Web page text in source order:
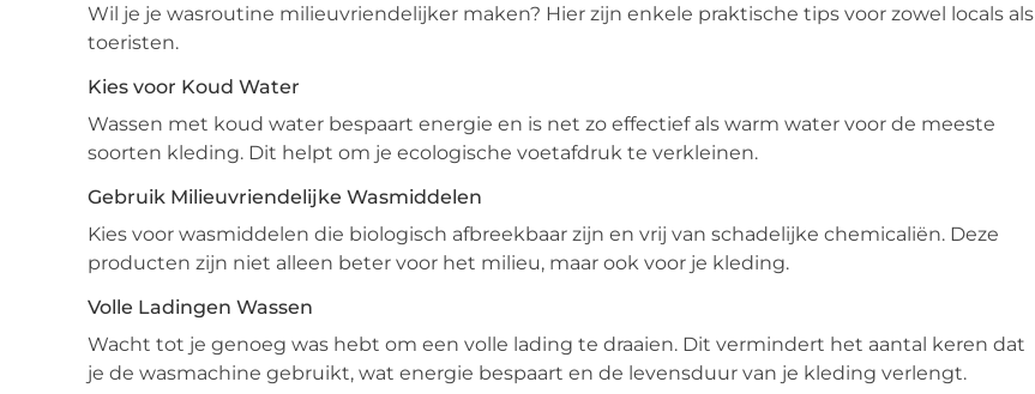
Wil je je wasroutine milieuvriendelijker maken? Hier zijn enkele praktische tips voor zowel locals als
toeristen.
Kies voor Koud Water
Wassen met koud water bespaart energie en is net zo effectief als warm water voor de meeste
soorten kleding. Dit helpt om je ecologische voetafdruk te verkleinen.
Gebruik Milieuvriendelijke Wasmiddelen
Kies voor wasmiddelen die biologisch afbreekbaar zijn en vrij van schadelijke chemicaliën. Deze
producten zijn niet alleen beter voor het milieu, maar ook voor je kleding.
Volle Ladingen Wassen
Wacht tot je genoeg was hebt om een volle lading te draaien. Dit vermindert het aantal keren dat
je de wasmachine gebruikt, wat energie bespaart en de levensduur van je kleding verlengt.